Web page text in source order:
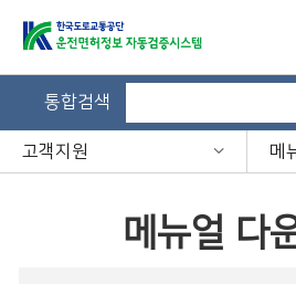
통합검색
고객지원 메
메뉴얼 다